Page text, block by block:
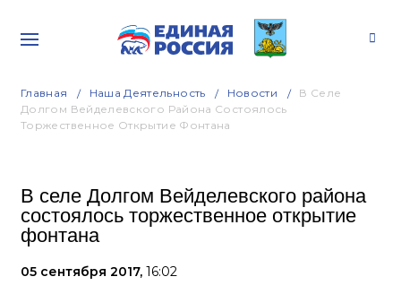
Главная Наша Деятельность Новости
В Селе
Долгом Вейделевского Района Состоялось
Торжественное Открытие Фонтана
В селе Долгом Вейделевского района
состоялось торжественное открытие
фонтана
05 сентября 2017, 16:02